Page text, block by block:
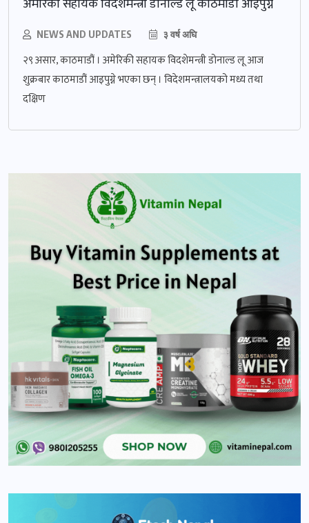
NEWS AND UPDATES ३ वर्ष अघि
२९ असार, काठमाडौं । अमेरिकी सहायक विदशेमन्त्री डोनाल्ड लू आज
शुक्रबार काठमाडौं आइपुग्ने भएका छन् । विदेशमन्त्रालयको मध्य तथा
दक्षिण